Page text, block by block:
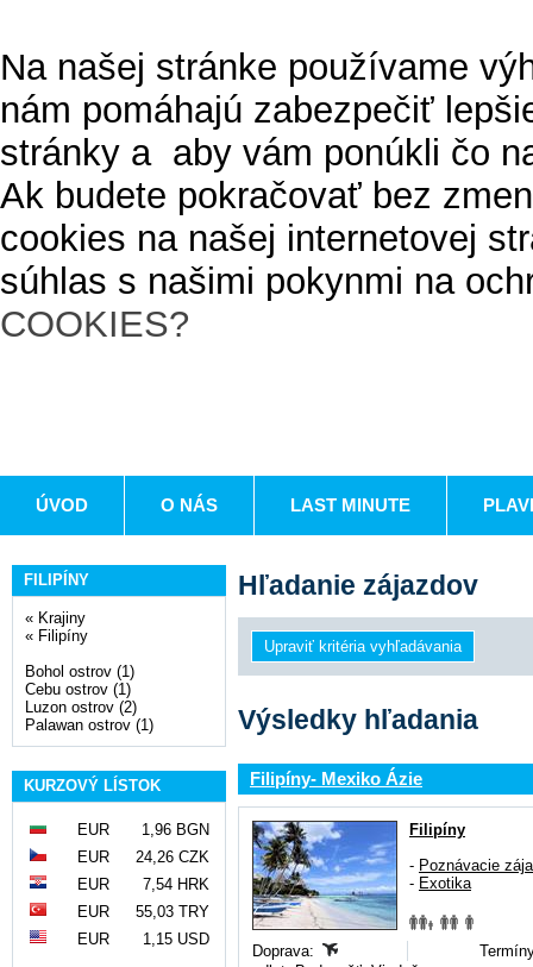
Na našej stránke používame
nám pomáhajú zabezpečiť
stránky a aby vám ponúkli čo
Ak budete pokračovať bez
cookies na našej internetovej
súhlas s našimi pokynmi na
COOKIES?
ÚVOD O NÁS LAST MINUTE
FILIPÍNY
« Krajiny
« Filipíny
Bohol ostrov (1)
Cebu ostrov (1)
Luzon ostrov (2)
Palawan ostrov (1)
KURZOVÝ LÍSTOK
EUR
1,96 BGN
EUR
24,26 CZK
EUR
7,54 HRK
EUR
55,03 TRY
EUR
1,15 USD
Hľadanie zájazdov
Výsledky hľadania
Filipíny- Mexiko Ázie
Filipíny
- Poznávacie
- Exotika
Doprava: